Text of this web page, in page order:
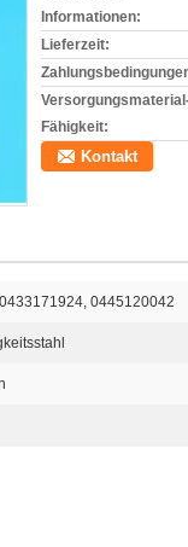
Informationen:
Lieferzeit:
Fähigkeit:
Kontakt
0445120042